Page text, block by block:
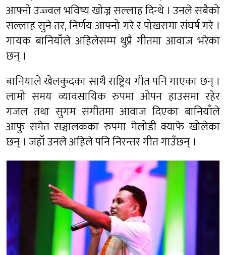
आफ्नो उज्ज्वल भविष्य खोज्न सल्लाह दिन्थे । उनले सबैको
सल्लाह सुने तर, निर्णय आफ्नो गरे र पोखरामा संघर्ष गरे ।
गायक बानियाँले अहिलेसम्म थुप्रै गीतमा आवाज भरेका
छन् ।
बानियाले खेलकुदका साथै राष्ट्रिय गीत पनि गाएका छन् ।
लामो समय व्यावसायिक रुपमा ओपन हाउसमा रहेर
गजल तथा सुगम संगीतमा आवाज दिएका बानियाँले
आफु समेत सञ्चालकका रुपमा मेलोडी क्याफे खोलेका
छन् । जहाँ उनले अहिले पनि निरन्तर गीत गाउँछन् ।